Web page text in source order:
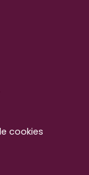
cookies